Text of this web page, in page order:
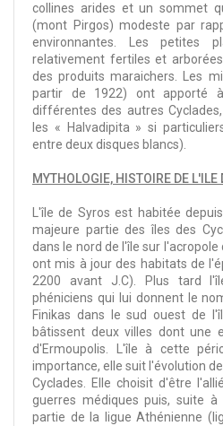
collines arides et un sommet
(mont Pirgos) modeste par
environnantes. Les petites
relativement fertiles et
des produits maraichers. Les
partir de 1922) ont apporté
différentes des autres
les « Halvadipita » si
entre deux disques blancs).
MYTHOLOGIE, HISTOIRE DE L'ILE
L'île de Syros est habitée
majeure partie des îles des
dans le nord de l'île sur
ont mis à jour des habitats de
2200 avant J.C). Plus tard
phéniciens qui lui donnent le
Finikas dans le sud ouest de
bâtissent deux villes dont une
d'Ermoupolis. L'île à cette
importance, elle suit l'évolution
Cyclades. Elle choisit d'être
guerres médiques puis, suite
partie de la ligue Athénienne